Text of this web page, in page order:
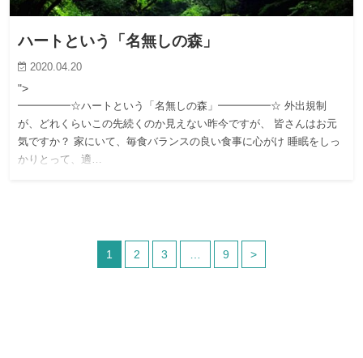
ハートという「名無しの森」
2020.04.20
">
━━━━━☆ハートという「名無しの森」━━━━━☆ 外出規制
が、どれくらいこの先続くのか見えない昨今ですが、 皆さんはお元
気ですか？ 家にいて、毎食バランスの良い食事に心がけ 睡眠をしっ
かりとって、適…
1 2 3 9 >